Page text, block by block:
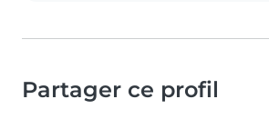
Partager ce profil